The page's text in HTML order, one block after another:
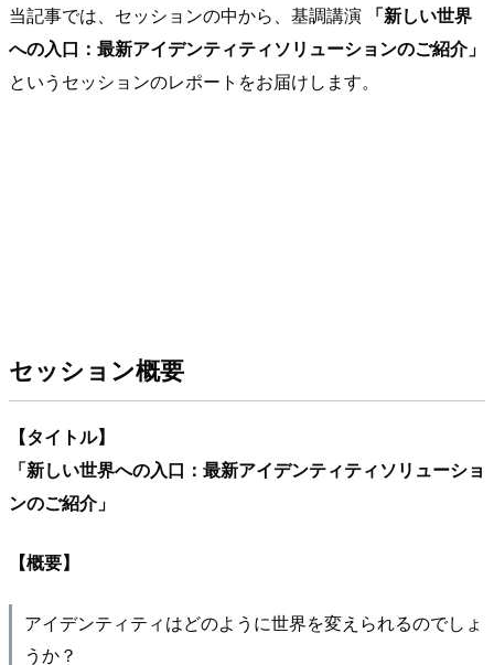
当記事では、セッションの中から、基調講演 「新しい世界
への入口：最新アイデンティティソリューションのご紹介」
というセッションのレポートをお届けします。
セッション概要
【タイトル】
「新しい世界への入口：最新アイデンティティソリューショ
ンのご紹介」
【概要】
アイデンティティはどのように世界を変えられるのでしょ
うか？